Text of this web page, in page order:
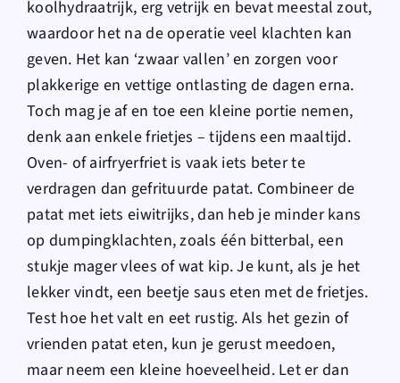
koolhydraatrijk, erg vetrijk en bevat meestal zout,
waardoor het na de operatie veel klachten kan
geven. Het kan ‘zwaar vallen’ en zorgen voor
plakkerige en vettige ontlasting de dagen erna.
Toch mag je af en toe een kleine portie nemen,
denk aan enkele frietjes – tijdens een maaltijd.
Oven- of airfryerfriet is vaak iets beter te
verdragen dan gefrituurde patat. Combineer de
patat met iets eiwitrijks, dan heb je minder kans
op dumpingklachten, zoals één bitterbal, een
stukje mager vlees of wat kip. Je kunt, als je het
lekker vindt, een beetje saus eten met de frietjes.
Test hoe het valt en eet rustig. Als het gezin of
vrienden patat eten, kun je gerust meedoen,
maar neem een kleine hoeveelheid. Let er dan